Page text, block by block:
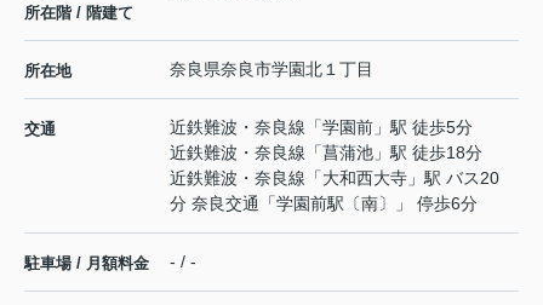
所在階 / 階建て
所在地 奈良県奈良市学園北 １丁目
交通 近鉄難波・奈良線 「学園前 」駅 徒歩5分
近鉄難波・奈良線 「菖蒲池 」駅 徒歩18分
近鉄難波・奈良線 「大和西大寺 」駅 バス20
分 奈良交通「学園前駅〔南〕」 停歩6分
駐車場 / 月額料金 - / -